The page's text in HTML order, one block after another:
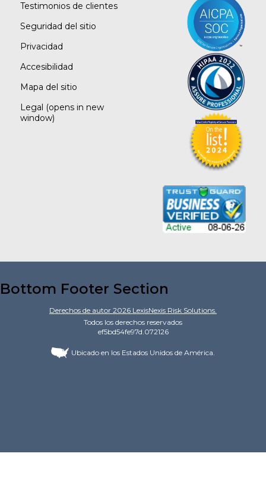
Testimonios de clientes
Seguridad del sitio
Privacidad
Accesibilidad
Mapa del sitio
Legal (opens in new
window)
Bottom Footer Section
Derechos de autor 2026 LexisNexis Risk Solutions.
Todos los derechos reservados
ef5bd54fe97d.072126
Ubicado en los Estados Unidos de América.